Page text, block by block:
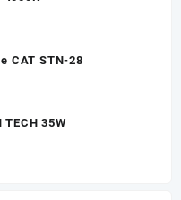
CAT STN-28
35W